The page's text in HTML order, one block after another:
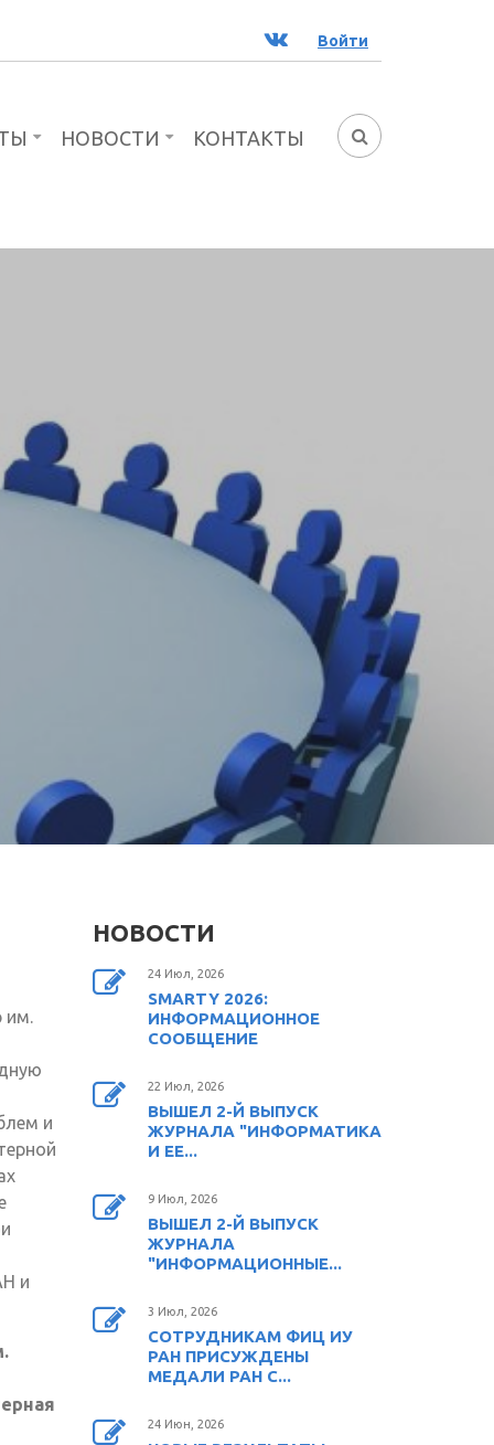
ВК Войти
ФОРМА
НОВОСТИ КОНТАКТЫ
им.
и
и
НОВОСТИ
24 Июл, 2026
SMARTY 2026:
ИНФОРМАЦИОННОЕ
СООБЩЕНИЕ
22 Июл, 2026
ВЫШЕЛ 2-Й ВЫПУСК
ЖУРНАЛА "ИНФОРМАТИКА
И ЕЕ...
9 Июл, 2026
ВЫШЕЛ 2-Й ВЫПУСК
ЖУРНАЛА
"ИНФОРМАЦИОННЫЕ...
3 Июл, 2026
СОТРУДНИКАМ ФИЦ ИУ
РАН ПРИСУЖДЕНЫ
МЕДАЛИ РАН С...
24 Июн, 2026